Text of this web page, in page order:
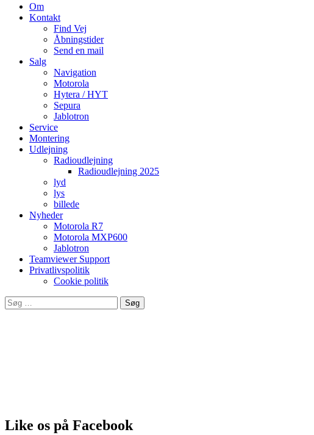
Om
Kontakt
Find Vej
Åbningstider
Send en mail
Salg
Navigation
Motorola
Hytera / HYT
Sepura
Jablotron
Service
Montering
Udlejning
Radioudlejning
Radioudlejning 2025
lyd
lys
billede
Nyheder
Motorola R7
Motorola MXP600
Jablotron
Teamviewer Support
Privatlivspolitik
Cookie politik
Søg
efter:
Like os på Facebook